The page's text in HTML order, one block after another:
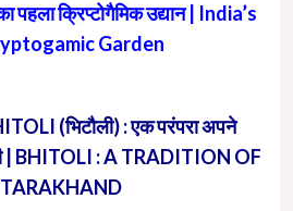
पहला क्रिप्टोगैमिक उद्यान | India’s
Garden
(भिटौली) : एक परंपरा अपने
| BHITOLI : A TRADITION OF